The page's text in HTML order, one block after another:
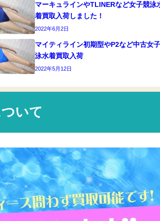
マーキュラインやTLINERなど女子競泳
着買取入荷しました！
2022年6月2日
マイティライン初期型やP2など中古女
泳水着買取入荷
2022年5月12日
いて